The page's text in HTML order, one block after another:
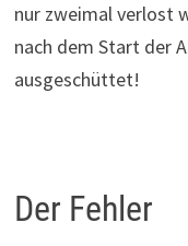
nur zweimal verlost
nach dem Start der
ausgeschüttet!
Der Fehler